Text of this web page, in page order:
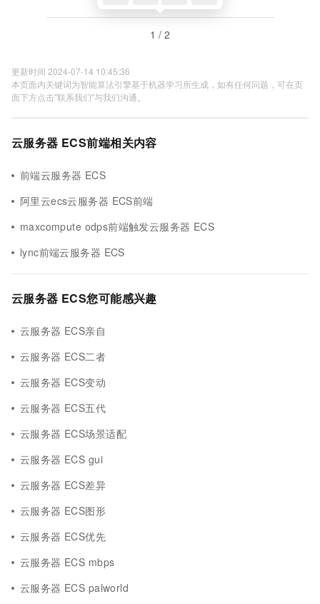
1 / 2
更新时间 2024-07-14 10:45:36
本页面内关键词为智能算法引擎基于机器学习所生成，如有任何问题，可在页
面下方点击"联系我们"与我们沟通。
云服务器 ECS前端相关内容
前端云服务器 ECS
阿里云ecs云服务器 ECS前端
maxcompute odps前端触发云服务器 ECS
lync前端云服务器 ECS
云服务器 ECS您可能感兴趣
云服务器 ECS亲自
云服务器 ECS二者
云服务器 ECS变动
云服务器 ECS五代
云服务器 ECS场景适配
云服务器 ECS gui
云服务器 ECS差异
云服务器 ECS图形
云服务器 ECS优先
云服务器 ECS mbps
云服务器 ECS palworld